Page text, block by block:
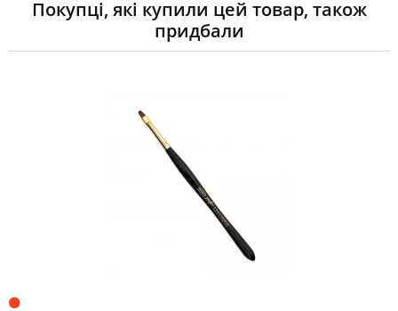
Покупці, які купили цей товар, також
придбали